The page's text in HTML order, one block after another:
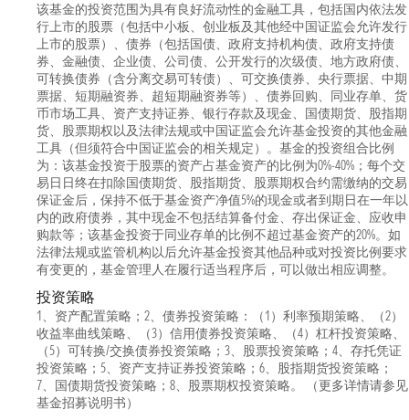
该基金的投资范围为具有良好流动性的金融工具，包括国内依法发
行上市的股票（包括中小板、创业板及其他经中国证监会允许发行
上市的股票）、债券（包括国债、政府支持机构债、政府支持债
券、金融债、企业债、公司债、公开发行的次级债、地方政府债、
可转换债券（含分离交易可转债）、可交换债券、央行票据、中期
票据、短期融资券、超短期融资券等）、债券回购、同业存单、货
币市场工具、资产支持证券、银行存款及现金、国债期货、股指期
货、股票期权以及法律法规或中国证监会允许基金投资的其他金融
工具（但须符合中国证监会的相关规定）。基金的投资组合比例
为：该基金投资于股票的资产占基金资产的比例为0%-40%；每个交
易日日终在扣除国债期货、股指期货、股票期权合约需缴纳的交易
保证金后，保持不低于基金资产净值5%的现金或者到期日在一年以
内的政府债券，其中现金不包括结算备付金、存出保证金、应收申
购款等；该基金投资于同业存单的比例不超过基金资产的20%。如
法律法规或监管机构以后允许基金投资其他品种或对投资比例要求
有变更的，基金管理人在履行适当程序后，可以做出相应调整。
投资策略
1、资产配置策略；2、债券投资策略：（1）利率预期策略、（2）
收益率曲线策略、（3）信用债券投资策略、（4）杠杆投资策略、
（5）可转换/交换债券投资策略；3、股票投资策略；4、存托凭证
投资策略；5、资产支持证券投资策略；6、股指期货投资策略；
7、国债期货投资策略；8、股票期权投资策略。 （更多详情请参见
基金招募说明书）